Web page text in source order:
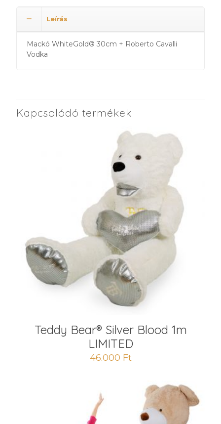
vodka
Leírás
Mackó WhiteGold® 30cm + Roberto Cavalli
Vodka
Kapcsolódó termékek
Teddy Bear® Silver Blood 1m
LIMITED
46.000 Ft